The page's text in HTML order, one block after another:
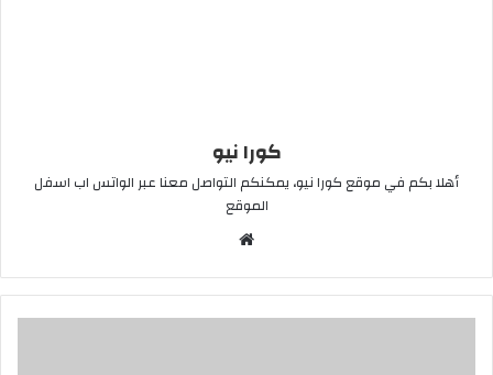
كورا نيو
أهلا بكم في موقع كورا نيو، يمكنكم التواصل معنا عبر الواتس اب اسفل
الموقع